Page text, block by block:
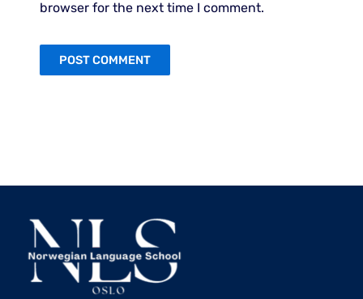
browser for the next time I comment.